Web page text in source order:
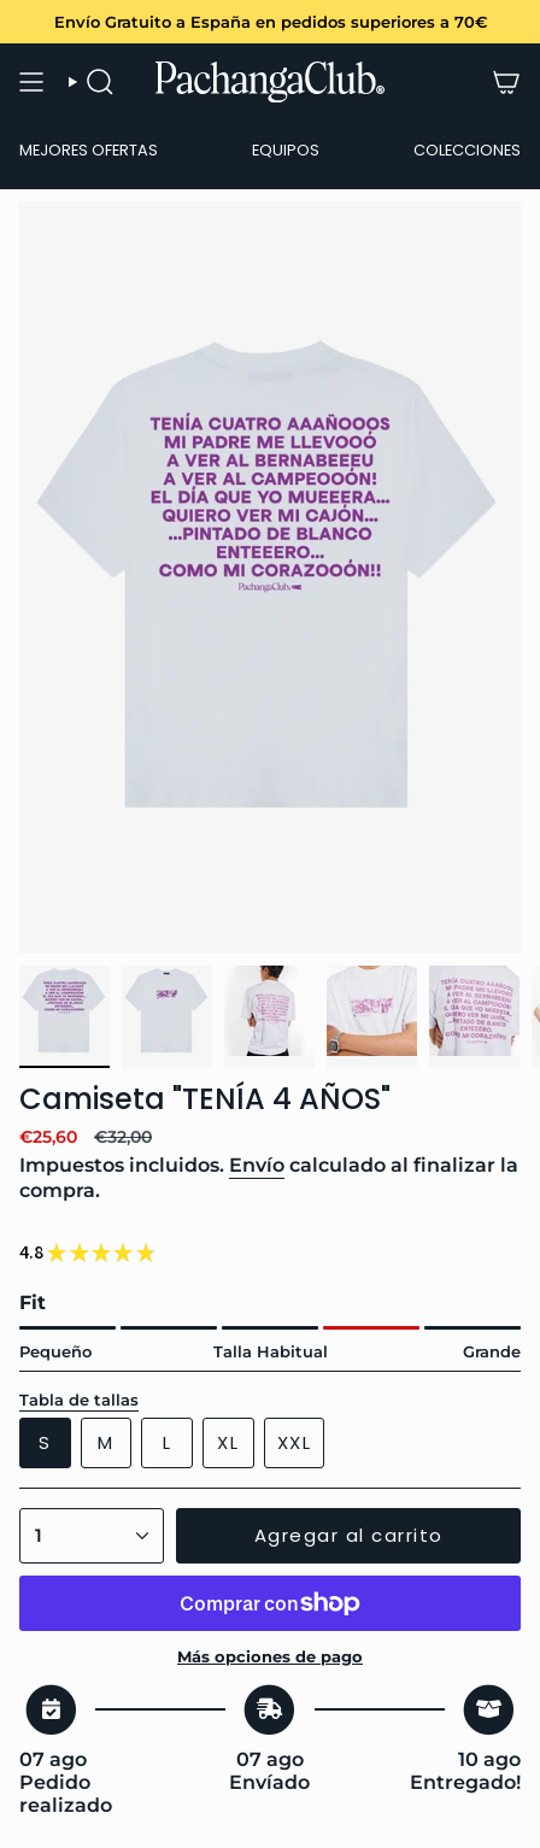
Envío Gratuito a España en pedidos superiores a 70€
BÚSQUEDA
MEJORES OFERTAS EQUIPOS COLECCIONES
Camiseta "TENÍA 4 AÑOS"
Precio
de
venta
€25,60
Precio
regular
€32,00
Impuestos incluidos. Envío calculado al finalizar la
compra.
4.8★ ★ ★ ★ ★
Fit
Pequeño Talla Habitual Grande
Talla
Tabla de tallas
S Variante
agotada
o
no
disponible
M Variante
agotada
o
no
disponible
L Variante
agotada
o
no
disponible
XL
Variante
agotada
o
disponible
XXL
Variante
agotada
o
no
disponible
{"in_cart_html"=>"
<span
class=\"quantity-
quantity
en
el
carrito",
"decrease"=>"Disminuir
cantidad
para
1 Agregar al carrito
Más opciones de pago
07 ago
Pedido
realizado
07 ago
Envíado
10 ago
Entregado!